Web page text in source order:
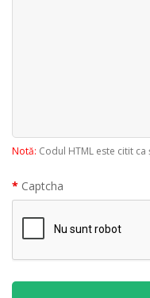
Notă: Codul HTML este citit ca
Captcha